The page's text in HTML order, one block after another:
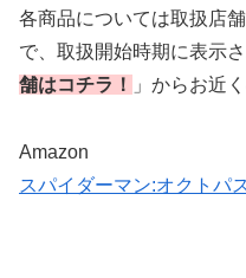
各商品については取扱店
で、取扱開始時期に表示
舗はコチラ！
」からお近
Amazon
スパイダーマン:オクトパ